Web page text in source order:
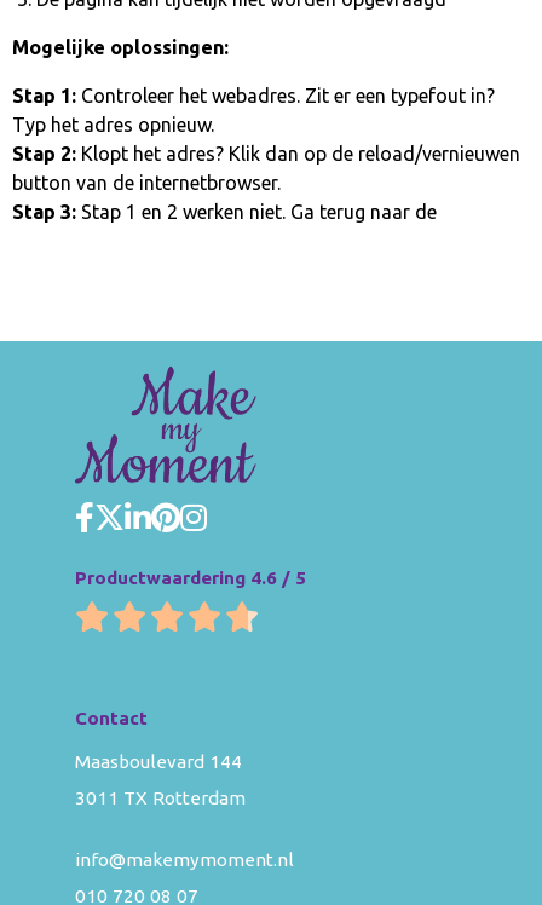
Mogelijke oplossingen:
Stap 1: Controleer het webadres. Zit er een typefout in?
Typ het adres opnieuw.
Stap 2: Klopt het adres? Klik dan op de reload/vernieuwen
button van de internetbrowser.
Stap 3: Stap 1 en 2 werken niet. Ga terug naar de
Productwaardering 4.6 / 5
Contact
Maasboulevard 144
3011 TX Rotterdam
info@makemymoment.nl
010 720 08 07